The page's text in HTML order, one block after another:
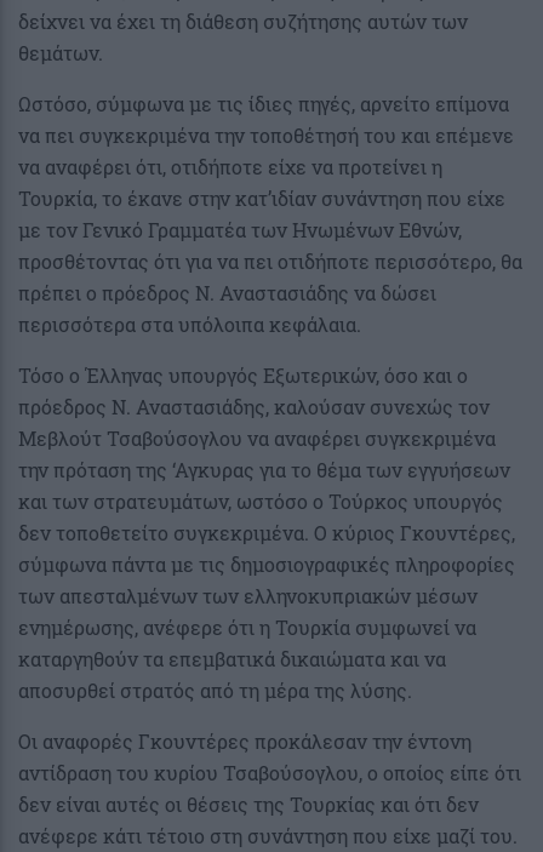
δείχνει να έχει τη διάθεση συζήτησης αυτών των
θεμάτων.
Ωστόσο, σύμφωνα με τις ίδιες πηγές, αρνείτο επίμονα
να πει συγκεκριμένα την τοποθέτησή του και επέμενε
να αναφέρει ότι, οτιδήποτε είχε να προτείνει η
Τουρκία, το έκανε στην κατ’ιδίαν συνάντηση που είχε
με τον Γενικό Γραμματέα των Ηνωμένων Εθνών,
προσθέτοντας ότι για να πει οτιδήποτε περισσότερο, θα
πρέπει ο πρόεδρος Ν. Αναστασιάδης να δώσει
περισσότερα στα υπόλοιπα κεφάλαια.
Τόσο ο Έλληνας υπουργός Εξωτερικών, όσο και ο
πρόεδρος Ν. Αναστασιάδης, καλούσαν συνεχώς τον
Μεβλούτ Τσαβούσογλου να αναφέρει συγκεκριμένα
την πρόταση της ‘Αγκυρας για το θέμα των εγγυήσεων
και των στρατευμάτων, ωστόσο ο Τούρκος υπουργός
δεν τοποθετείτο συγκεκριμένα. Ο κύριος Γκουντέρες,
σύμφωνα πάντα με τις δημοσιογραφικές πληροφορίες
των απεσταλμένων των ελληνοκυπριακών μέσων
ενημέρωσης, ανέφερε ότι η Τουρκία συμφωνεί να
καταργηθούν τα επεμβατικά δικαιώματα και να
αποσυρθεί στρατός από τη μέρα της λύσης.
Οι αναφορές Γκουντέρες προκάλεσαν την έντονη
αντίδραση του κυρίου Τσαβούσογλου, ο οποίος είπε ότι
δεν είναι αυτές οι θέσεις της Τουρκίας και ότι δεν
ανέφερε κάτι τέτοιο στη συνάντηση που είχε μαζί του.